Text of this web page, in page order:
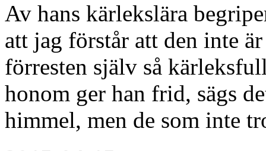
Av hans kärlekslära
att jag förstår att den inte
förresten själv så
honom ger han frid, sägs
himmel, men de som inte